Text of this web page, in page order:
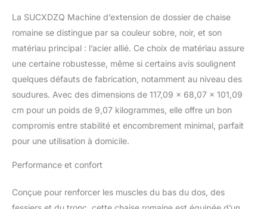
entre la personne et le
sol est petit, plus
l'entraînement est
difficile), plage de
hauteur réglable de 57
cm à 100 cm (8 niveaux
réglables). Faites de
famille, choisissez un
angle et une hauteur
différents Équipement de
d'extension du dos pour
la salle de sport à
La SUCXDZQ Machine d’extension de dossier de chaise
romaine se distingue par sa couleur sobre, noir, et son
matériau principal : l’acier allié. Ce choix de matériau assure
une certaine robustesse, même si certains avis soulignent
quelques défauts de fabrication, notamment au niveau des
soudures. Avec des dimensions de 117,09 x 68,07 x 101,09
cm pour un poids de 9,07 kilogrammes, elle offre un bon
compromis entre stabilité et encombrement minimal, parfait
pour une utilisation à domicile.
Performance et confort
Conçue pour renforcer les muscles du bas du dos, des